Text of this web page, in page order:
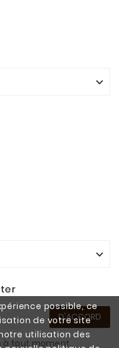
possible, ce
de votre site
utilisation des


D'ACCORD
à tout moment.